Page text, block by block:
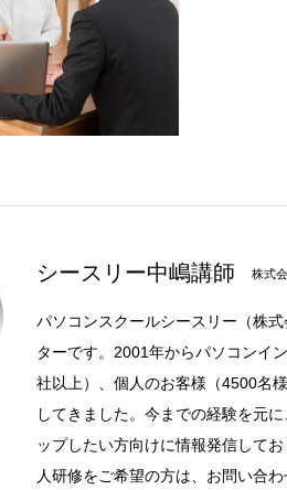
シースリー中嶋講師 株式
パソコンスクールシースリー（株
ターです。2001年からパソコンイ
社以上）、個人のお客様（4500名
してきました。今までの経験を元
ップしたい方向けに情報発信して
人研修をご希望の方は、お問い合